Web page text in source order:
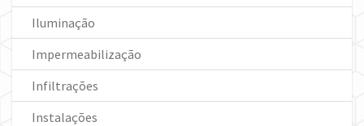
Iluminação
Impermeabilização
Infiltrações
Instalações